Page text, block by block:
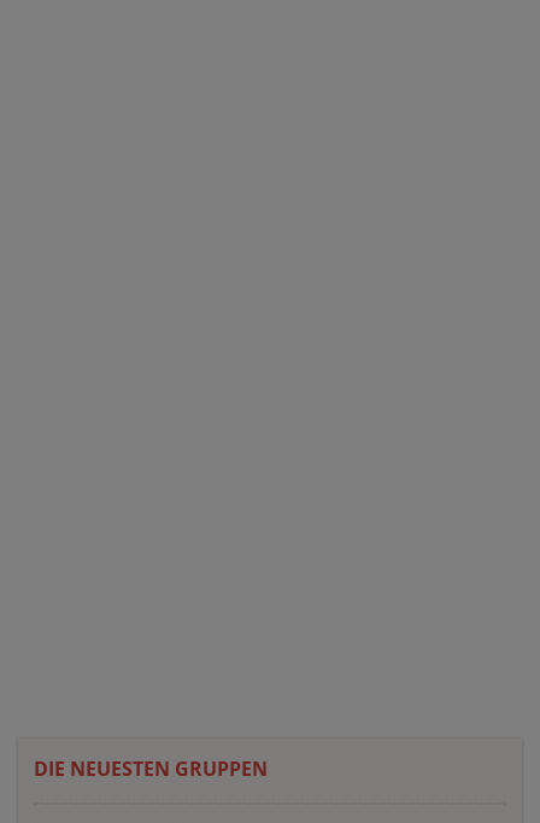
DIE NEUESTEN GRUPPEN